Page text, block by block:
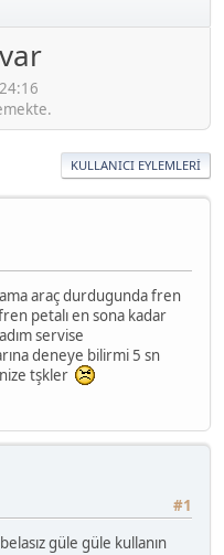
KULLANICI EYLEMLERI
araç durdugunda fren
petalı en sona kadar
servise
deneye bilirmi 5 sn
tşkler
#1
güle güle kullanın